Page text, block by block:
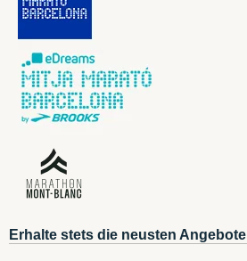
Erhalte stets die neusten Angebote